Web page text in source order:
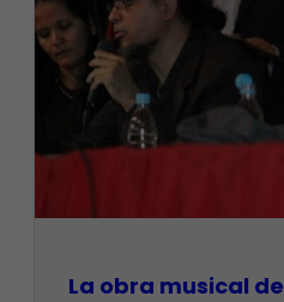
La obra musical de